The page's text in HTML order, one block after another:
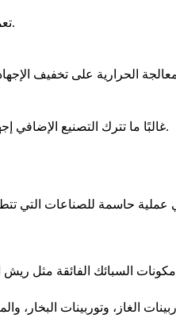
على تعزيز صلادة وقوة الشد لأجزاء السبائك الفائقة المشكلة، مما يضمن ملاءمتها لتطبيقات الفضاء الجوي والهيكلية الحرجة.
غالبًا ما تترك التصنيع الإضافي إجهادات متبقية في الجزء. تساعد المعالجة الحرارية في تحسين تجانس البنية المجهرية وتقليل هذه الإجهادات، مما يؤدي إلى مكون أقوى وأكثر مرونة.
هي عملية حاسمة للصناعات التي
السبائك الفائقة مثل ريش
الغاز ، وتوربينات البخار،